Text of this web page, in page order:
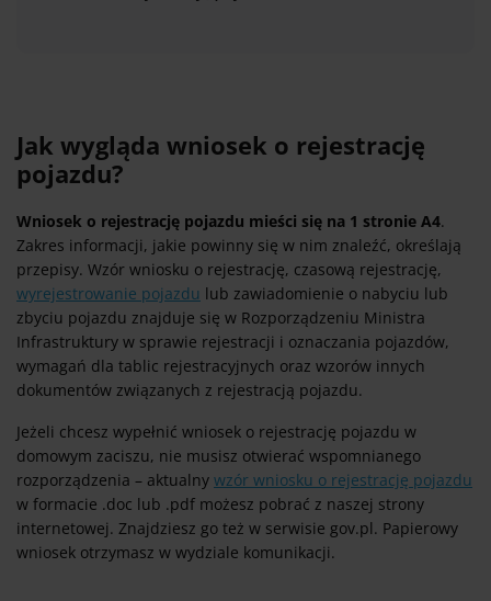
Jak wygląda wniosek o rejestrację
pojazdu?
Wniosek o rejestrację pojazdu mieści się na 1 stronie A4.
Zakres informacji, jakie powinny się w nim znaleźć, określają
przepisy. Wzór wniosku o rejestrację, czasową rejestrację,
wyrejestrowanie pojazdu lub zawiadomienie o nabyciu lub
zbyciu pojazdu znajduje się w Rozporządzeniu Ministra
Infrastruktury w sprawie rejestracji i oznaczania pojazdów,
wymagań dla tablic rejestracyjnych oraz wzorów innych
dokumentów związanych z rejestracją pojazdu.
Jeżeli chcesz wypełnić wniosek o rejestrację pojazdu w
domowym zaciszu, nie musisz otwierać wspomnianego
rozporządzenia – aktualny wzór wniosku o rejestrację pojazdu
w formacie .doc lub .pdf możesz pobrać z naszej strony
internetowej. Znajdziesz go też w serwisie gov.pl. Papierowy
wniosek otrzymasz w wydziale komunikacji.